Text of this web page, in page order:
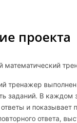
проекта
математический
тренажер
заданий. В каждом
и показывает
ответа,